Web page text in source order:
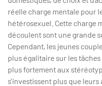
réelle charge mentale pour
hétérosexuel. Cette charge
découlent sont une grande
Cependant, les jeunes
plus égalitaire sur les
plus fortement aux
s’investissent plus que leurs